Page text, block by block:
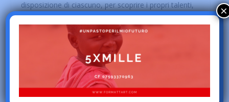
disposizione di ciascuno, per scoprire i propri talenti,
per familiarizzare con le emozioni e potenziare le
qualità di comunicazione e relazione.
Un lavoro intensivo che permettere di mettersi in
gioco abbandonando la maschera del quotidiano per
scoprirsi nuovi: abitanti dello straordinario,
stranissimoPaese di teatro!
×